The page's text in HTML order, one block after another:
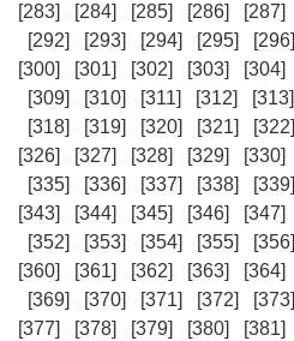
[283]
[284] [285] [286] [287]
[292]
[293] [294] [295] [296]
[300]
[301] [302] [303] [304]
[309]
[310] [311] [312] [313]
[318]
[319] [320] [321] [322]
[326]
[327] [328] [329] [330]
[335]
[336] [337] [338] [339]
[343]
[344] [345] [346] [347]
[352]
[353] [354] [355] [356]
[360]
[361] [362] [363] [364]
[369]
[370] [371] [372] [373]
[377]
[378] [379] [380] [381]